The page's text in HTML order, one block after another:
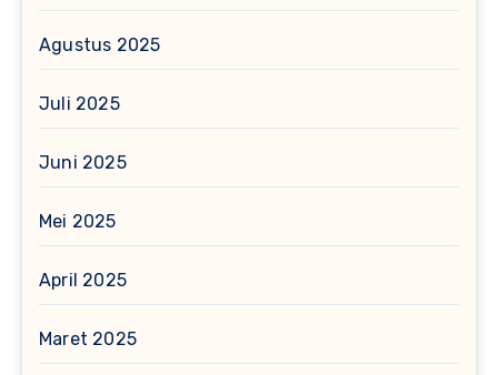
Agustus 2025
Juli 2025
Juni 2025
Mei 2025
April 2025
Maret 2025